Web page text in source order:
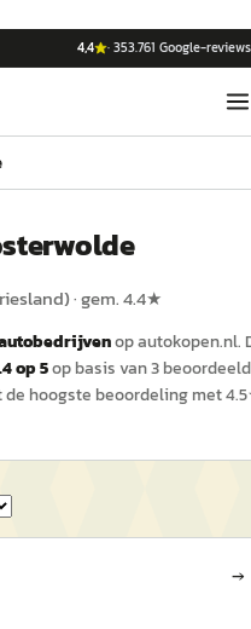
4,4 ·353.761 Google-reviews
)· gem.4.4★
bedrijvenopautokopen.nl.
op 5op basis van3
de hoogste beoordeling met4.5
→